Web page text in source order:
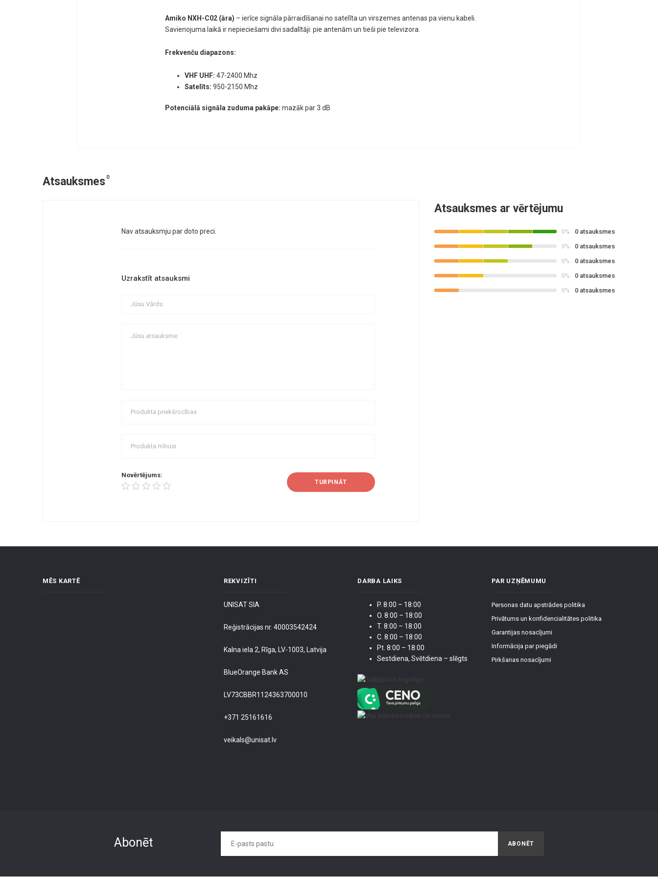
Amiko NXH-C02 (āra) – ierīce signāla pārraidīšanai no satelīta un virszemes antenas pa vienu kabeli.
Savienojuma laikā ir nepieciešami divi sadalītāji: pie antenām un tieši pie televizora.
Frekvenču diapazons:
VHF UHF: 47-2400 Mhz
Satelīts: 950-2150 Mhz
Potenciālā signāla zuduma pakāpe: mazāk par 3 dB
Atsauksmes 0
Nav atsauksmju par doto preci.
Uzrakstīt atsauksmi
Novērtējums:
TURPINĀT
Atsauksmes ar vērtējumu
0% 0 atsauksmes
0% 0 atsauksmes
0% 0 atsauksmes
0% 0 atsauksmes
0% 0 atsauksmes
MĒS KARTĒ REKVIZĪTI
UNISAT SIA
Reģistrācijas nr. 40003542424
Kalna iela 2, Rīga, LV-1003, Latvija
BlueOrange Bank AS
LV73CBBR1124363700010
+371 25161616
veikals@unisat.lv
DARBA LAIKS
P. 8:00 – 18:00
O. 8:00 – 18:00
T. 8:00 – 18:00
C. 8:00 – 18:00
Pt. 8:00 – 18:00
Sestdiena, Svētdiena – slēgts
PAR UZŅĒMUMU
Personas datu apstrādes politika
Privātums un konfidencialitātes politika
Garantijas nosacījumi
Informācija par piegādi
Pirkšanas nosacījumi
Abonēt ABONĒT